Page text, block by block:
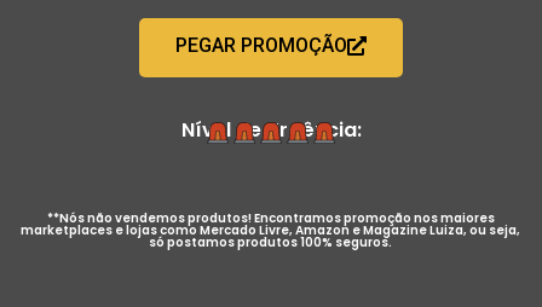
PEGAR PROMOÇÃO
Nível de Urgência:
**Nós não vendemos produtos! Encontramos promoção nos maiores
marketplaces e lojas como Mercado Livre, Amazon e Magazine Luiza, ou seja,
só postamos produtos 100% seguros.